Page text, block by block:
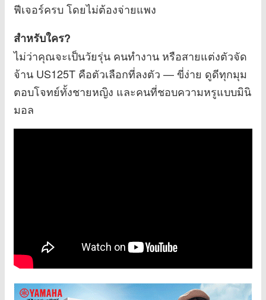
ฟีเจอร์ครบ โดยไม่ต้องจ่ายแพง
สำหรับใคร?
ไม่ว่าคุณจะเป็นวัยรุ่น คนทำงาน หรือสายแต่งตัวจัด
จ้าน US125T คือตัวเลือกที่ลงตัว — ขี่ง่าย ดูดีทุกมุม
ตอบโจทย์ทั้งชายหญิง และคนที่ชอบความหรูแบบมินิ
มอล